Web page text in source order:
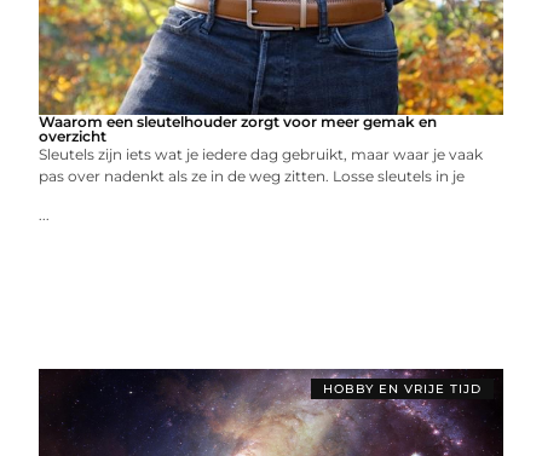
Waarom een sleutelhouder zorgt voor meer gemak en
overzicht
Sleutels zijn iets wat je iedere dag gebruikt, maar waar je vaak
pas over nadenkt als ze in de weg zitten. Losse sleutels in je
...
HOBBY EN VRIJE TIJD